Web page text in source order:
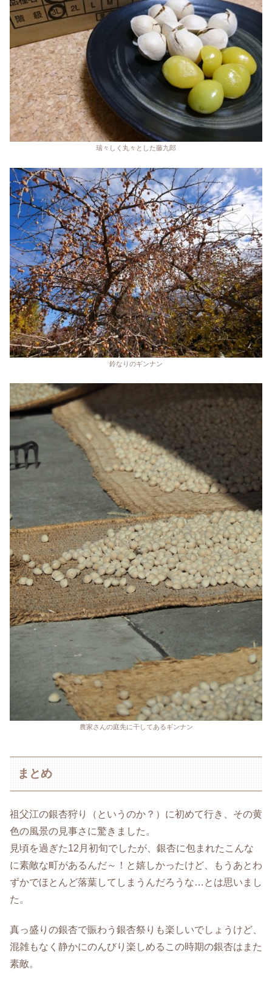
瑞々しく丸々とした藤九郎
鈴なりのギンナン
農家さんの庭先に干してあるギンナン
まとめ
祖父江の銀杏狩り（というのか？）に初めて行き、その黄
色の風景の見事さに驚きました。
見頃を過ぎた12月初旬でしたが、銀杏に包まれたこんな
に素敵な町があるんだ～！と嬉しかったけど、もうあとわ
ずかでほとんど落葉してしまうんだろうな…とは思いまし
た。
真っ盛りの銀杏で賑わう銀杏祭りも楽しいでしょうけど、
混雑もなく静かにのんびり楽しめるこの時期の銀杏はまた
素敵。